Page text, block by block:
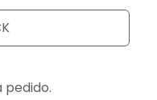
pedido.